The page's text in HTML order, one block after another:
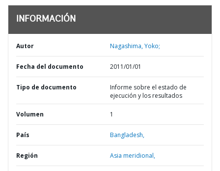
INFORMACIÓN
Autor Nagashima, Yoko;
Fecha del documento 2011/01/01
Tipo de documento
Informe sobre el estado de
ejecución y los resultados
Volumen 1
País Bangladesh,
Región Asia meridional,